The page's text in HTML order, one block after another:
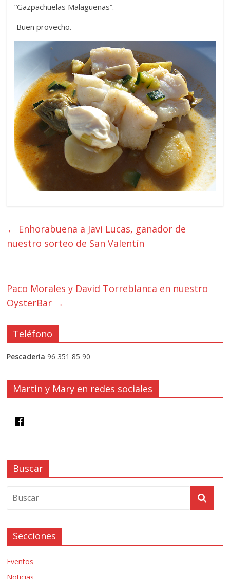
“Gazpachuelas Malagueñas”.
Buen provecho.
← Enhorabuena a Javi Lucas, ganador de
nuestro sorteo de San Valentín
Paco Morales y David Torreblanca en nuestro
OysterBar →
Teléfono
Pescadería 96 351 85 90
Martin y Mary en redes sociales
Buscar
Secciones
Eventos